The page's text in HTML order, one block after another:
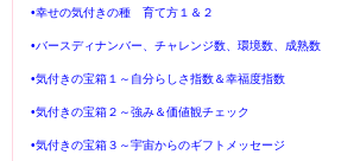
•幸せの気付きの種 育て方１＆２
•バースディナンバー、チャレンジ数、環境数、成熟数
•気付きの宝箱１～自分らしさ指数＆幸福度指数
•気付きの宝箱２～強み＆価値観チェック
•気付きの宝箱３～宇宙からのギフトメッセージ